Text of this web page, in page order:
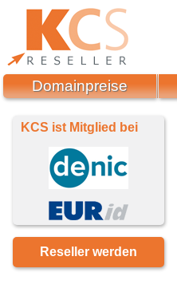
KCS ist Mitglied bei
Reseller werden
Domainpreise